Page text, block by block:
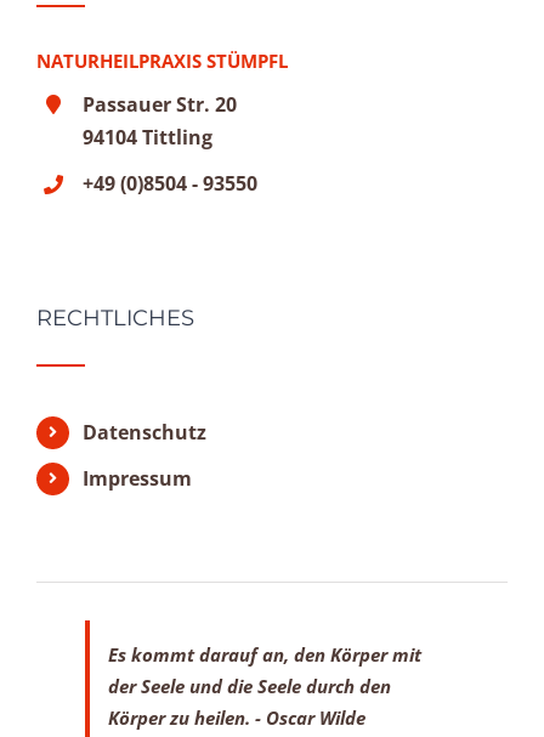
NATURHEILPRAXIS STÜMPFL
Passauer Str. 20
94104 Tittling
+49 (0)8504 - 93550
RECHTLICHES
Datenschutz
Impressum
Es kommt darauf an, den Körper mit
der Seele und die Seele durch den
Körper zu heilen. - Oscar Wilde